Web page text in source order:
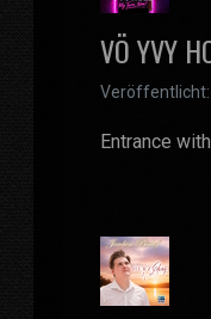
VÖ YVY
Veröffentlicht:
Entrance